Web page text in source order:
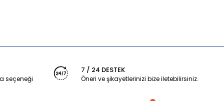
seçeneği
7 / 24 DESTEK
Öneri ve şikayetlerinizi bize iletebilirsiniz.